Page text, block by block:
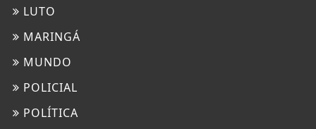
LUTO
MARINGÁ
MUNDO
POLICIAL
POLÍTICA